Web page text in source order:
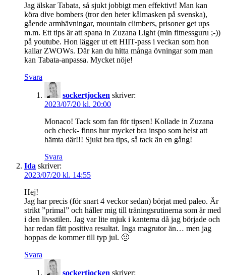
Jag älskar Tabata, så sjukt jobbigt men effektivt! Man kan
köra dive bombers (tror den heter kålmasken på svenska),
gående armhävningar, mountain climbers, prisoner get ups
m.m. Ett tips är att spana in Zuzana Light (min fitnessguru ;-))
på youtube. Hon lägger ut ett HIIT-pass i veckan som hon
kallar ZWOWs. Där kan du hitta många övningar som man
kan Tabata-anpassa. Mycket nöje!
Svara
sockertjocken skriver:
2023/07/20 kl. 20:00
Monaco! Tack som fan för tipsen! Kollade in Zuzana
och check- finns hur mycket bra inspo som helst att
hämta där!!! Sjukt bra tips, så tack än en gång!
Svara
Ida skriver:
2023/07/20 kl. 14:55
Hej!
Jag har precis (för snart 4 veckor sedan) börjat med paleo. Är
strikt ”primal” och håller mig till träningsrutinerna som är med
i den livsstilen. Jag var lite mjuk i kanterna då jag började och
har redan fått positiva resultat. Inga magrutor än… men jag
hoppas de kommer till typ jul. 🙂
Svara
sockertjocken skriver: